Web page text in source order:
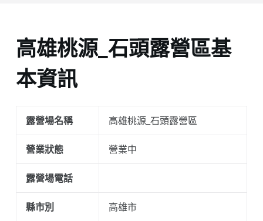
高雄桃源_石頭露營區基
本資訊
露營場名稱 高雄桃源_石頭露營區
營業狀態 營業中
露營場電話
縣市別 高雄市